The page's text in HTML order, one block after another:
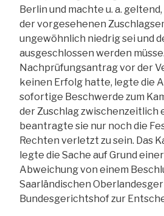
Berlin und machte u. a.
der vorgesehenen
ungewöhnlich niedrig sei und
ausgeschlossen werden
Nachprüfungsantrag vor der
keinen Erfolg hatte, legte die
sofortige Beschwerde zum
der Zuschlag zwischenzeitlich
beantragte sie nur noch die
Rechten verletzt zu sein. Das
legte die Sache auf Grund
Abweichung von einem
Saarländischen
Bundesgerichtshof zur